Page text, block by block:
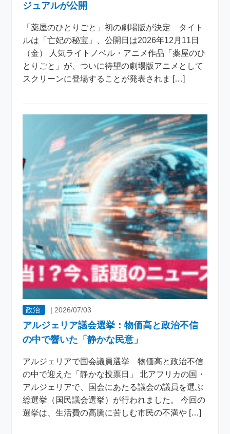
ジュアルが公開
「薬屋のひとりごと」初の劇場版が決定 タイト
ルは「亡妃の秘宝」、公開日は2026年12月11日
（金） 人気ライトノベル・アニメ作品「薬屋のひ
とりごと」が、ついに待望の劇場版アニメとして
スクリーンに登場することが発表されま […]
政治 | 2026/07/03
アルジェリア議会選挙：物価高と政治不信
の中で響いた「静かな民意」
アルジェリアで国会議員選挙 物価高と政治不信
の中で迎えた「静かな投票日」 北アフリカの国・
アルジェリアで、国会にあたる議会の議員を選ぶ
総選挙（国民議会選挙）が行われました。 今回の
選挙は、生活費の高騰に苦しむ市民の不満や […]